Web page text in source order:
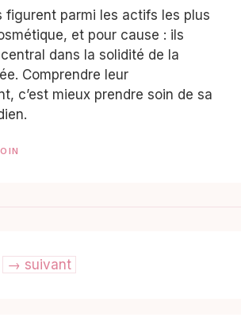
figurent parmi les actifs les plus
et pour cause : ils
dans la solidité de la
Comprendre leur
c’est mieux prendre soin de sa
→ suivant